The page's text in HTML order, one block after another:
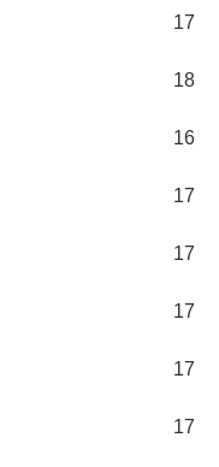
17
18
16
17
17
17
17
17